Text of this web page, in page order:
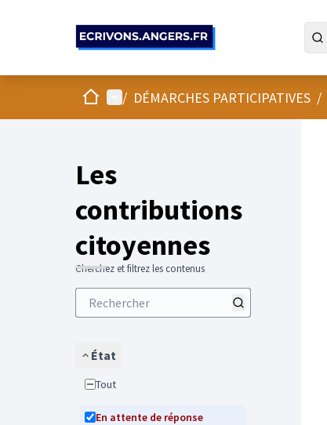
AccueilMenu principal
/ DÉMARCHES PARTICIPATIVES /
Les
contributions
citoyennes
Cherchez et filtrez les contenus
État
Tout
En attente de réponse